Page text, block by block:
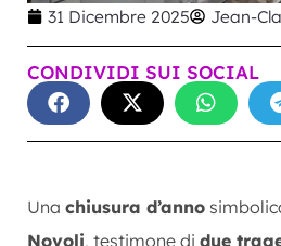
31 Dicembre 2025 Jean-
CONDIVIDI SUI SOCIAL
Una chiusura d’anno
Novoli, testimone di due